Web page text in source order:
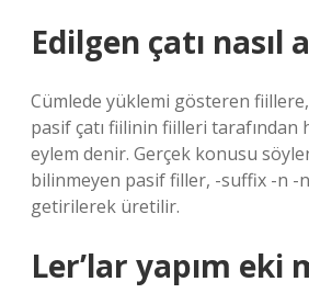
Edilgen çatı nasıl
Cümlede yüklemi gösteren
pasif çatı fiilinin fiilleri tarafından
eylem denir. Gerçek konusu
bilinmeyen pasif filler, -suffix -n -
getirilerek üretilir.
Ler’lar yapım eki